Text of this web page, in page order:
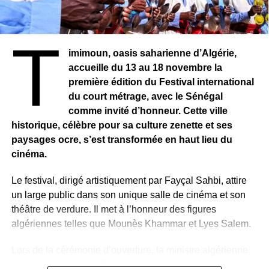
environnement artistique en constante évolution. Le
succès individuel devient alors un levier collectif,
musicale.
T
imimoun, oasis saharienne d’Algérie,
accueille du 13 au 18 novembre la
première édition du Festival international
du court métrage, avec le Sénégal
comme invité d’honneur. Cette ville
historique, célèbre pour sa culture zenette et ses
paysages ocre, s’est transformée en haut lieu du
cinéma.
Le festival, dirigé artistiquement par Fayçal Sahbi, attire
un large public dans son unique salle de cinéma et son
théâtre de verdure. Il met à l’honneur des figures
algériennes telles que Mounès Khammar et Lyes Salem.
de la Culture, Malika Bendouda, a salué le partenariat